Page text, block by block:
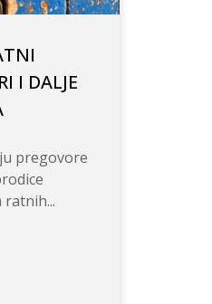
I DALJE
pregovore